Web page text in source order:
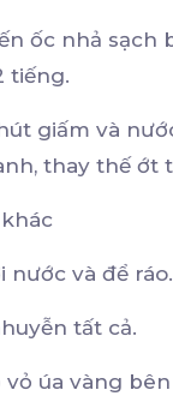
ốc nhả sạch
tiếng.
giấm và
thay thế ớt
nước và để
tất cả.
vỏ úa vàng